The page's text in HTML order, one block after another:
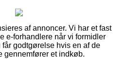
af annoncer. Vi har et fast
e-forhandlere når vi formidler
godtgørelse hvis en af de
gennemfører et indkøb.